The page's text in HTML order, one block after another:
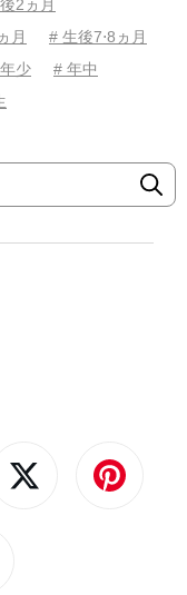
2ヵ月
月
# 生後7⋅8ヵ月
少
# 年中